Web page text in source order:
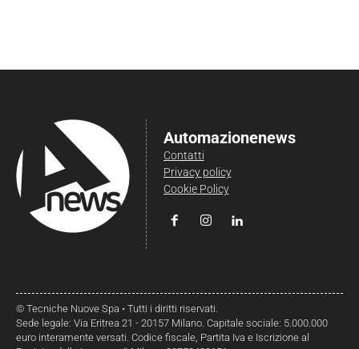
Automazionenews
Contatti
Privacy policy
Cookie Policy
© Tecniche Nuove Spa • Tutti i diritti riservati.
Sede legale: Via Eritrea 21 - 20157 Milano. Capitale sociale: 5.000.000
euro interamente versati. Codice fiscale, Partita Iva e Iscrizione al